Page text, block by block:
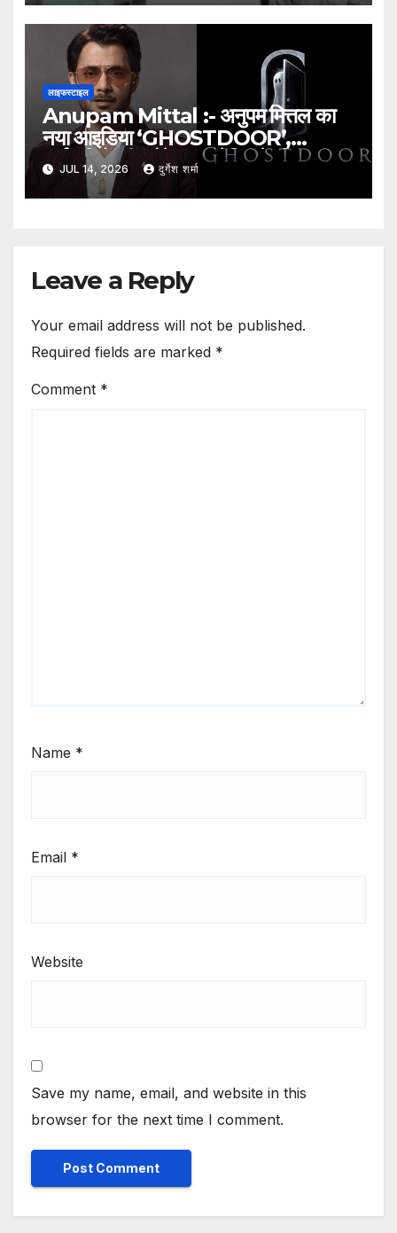
लाइफस्टाइल
Anupam Mittal :- अनुपम मित्तल का
नया आइडिया ‘GHOSTDOOR’,
कर्मचारियों की प्रोफेशनल रेटिंग के लिए
प्लेटफॉर्म का प्रस्ताव
JUL 14, 2026 दुर्गेश शर्मा
Leave a Reply
Your email address will not be published.
Required fields are marked *
Comment *
Name *
Email *
Website
Save my name, email, and website in this
browser for the next time I comment.